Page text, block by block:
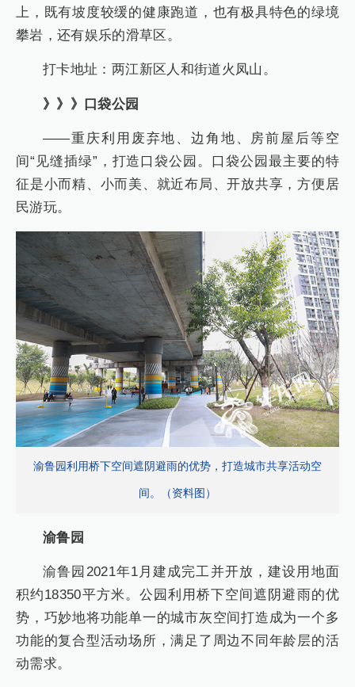
上，既有坡度较缓的健康跑道，也有极具特色的绿境
攀岩，还有娱乐的滑草区。
打卡地址：两江新区人和街道火凤山。
》》》口袋公园
——重庆利用废弃地、边角地、房前屋后等空
间“见缝插绿”，打造口袋公园。口袋公园最主要的特
征是小而精、小而美、就近布局、开放共享，方便居
民游玩。
渝鲁园利用桥下空间遮阴避雨的优势，打造城市共享活动空
间。（资料图）
渝鲁园
渝鲁园2021年1月建成完工并开放，建设用地面
积约18350平方米。公园利用桥下空间遮阴避雨的优
势，巧妙地将功能单一的城市灰空间打造成为一个多
功能的复合型活动场所，满足了周边不同年龄层的活
动需求。